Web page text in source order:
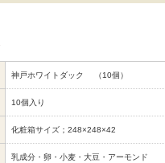
神戸ホワイトダック （10個）
10個入り
化粧箱サイズ；248×248×42
乳成分・卵・小麦・大豆・アーモンド